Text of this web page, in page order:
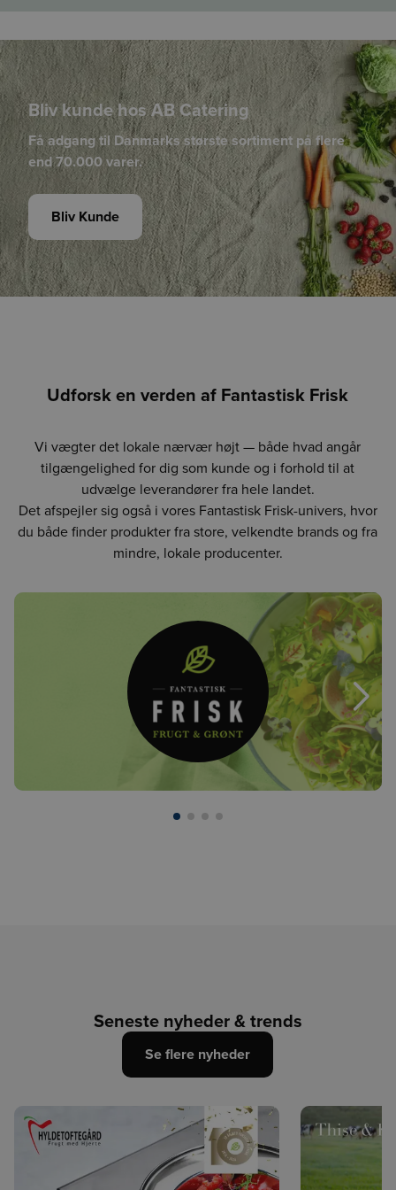
Bliv kunde hos AB Catering
Få adgang til Danmarks største sortiment på flere
end 70.000 varer.
Bliv Kunde
Udforsk en verden af Fantastisk Frisk
Vi vægter det lokale nærvær højt — både hvad angår
tilgængelighed for dig som kunde og i forhold til at
udvælge leverandører fra hele landet.
Det afspejler sig også i vores Fantastisk Frisk-univers, hvor
du både finder produkter fra store, velkendte brands og fra
mindre, lokale producenter.
Seneste nyheder & trends
Se flere nyheder
Vi påtager os intet ansvar for de præsenterede data og den
efterfølgende anvendelse heraf.